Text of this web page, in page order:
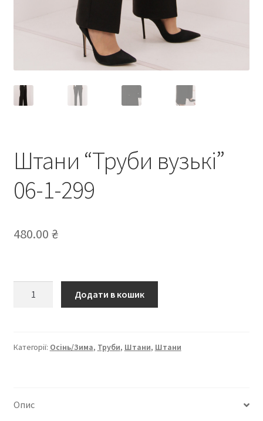
Штани “Труби вузькі”
06-1-299
480.00 ₴
1-
Додати в кошик
Категорії: Осінь/Зима, Труби, Штани, Штани
Опис